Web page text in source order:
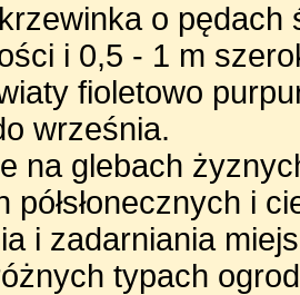
o
i 0,5 - 1 m
fioletowo
września.
na glebach
półsłonecznych i
i zadarniania
typach